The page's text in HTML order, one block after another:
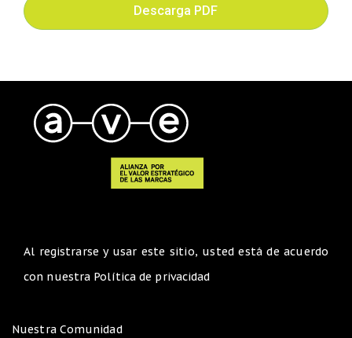
Descarga PDF
Al registrarse y usar este sitio, usted está de acuerdo
con nuestra Política de privacidad
Nuestra Comunidad